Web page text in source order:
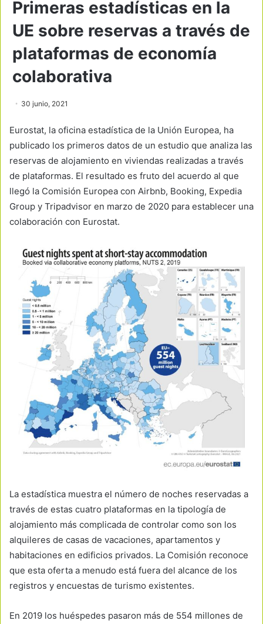
Primeras estadísticas en la
UE sobre reservas a través de
plataformas de economía
colaborativa
30 junio, 2021
Eurostat, la oficina estadística de la Unión Europea, ha
publicado los primeros datos de un estudio que analiza las
reservas de alojamiento en viviendas realizadas a través
de plataformas. El resultado es fruto del acuerdo al que
llegó la Comisión Europea con Airbnb, Booking, Expedia
Group y Tripadvisor en marzo de 2020 para establecer una
colaboración con Eurostat.
La estadística muestra el número de noches reservadas a
través de estas cuatro plataformas en la tipología de
alojamiento más complicada de controlar como son los
alquileres de casas de vacaciones, apartamentos y
habitaciones en edificios privados. La Comisión reconoce
que esta oferta a menudo está fuera del alcance de los
registros y encuestas de turismo existentes.
En 2019 los huéspedes pasaron más de 554 millones de